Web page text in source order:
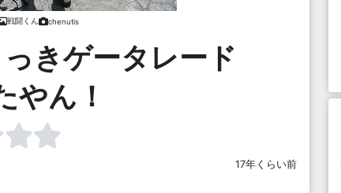
戦闘くん chenutis
きゲータレード
やん！
17年くらい前